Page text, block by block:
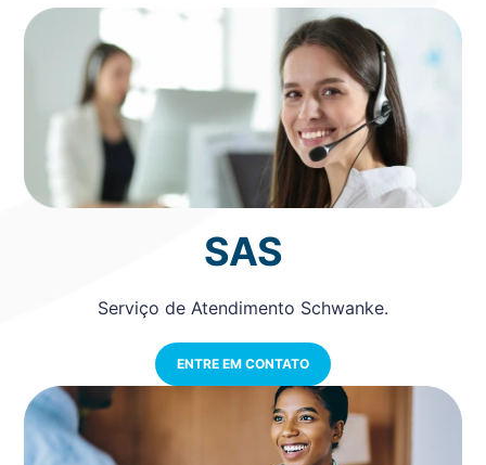
SAS
Serviço de Atendimento Schwanke.
ENTRE EM CONTATO